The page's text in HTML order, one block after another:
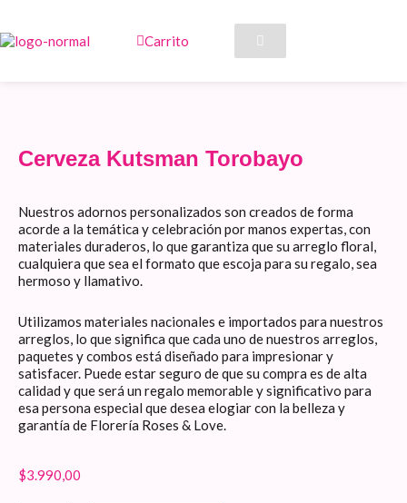
contenido
Carrito
Cerveza Kutsman Torobayo
Nuestros adornos personalizados son creados de forma
acorde a la temática y celebración por manos expertas, con
materiales duraderos, lo que garantiza que su arreglo floral,
cualquiera que sea el formato que escoja para su regalo, sea
hermoso y llamativo.
Utilizamos materiales nacionales e importados para nuestros
arreglos, lo que significa que cada uno de nuestros arreglos,
paquetes y combos está diseñado para impresionar y
satisfacer. Puede estar seguro de que su compra es de alta
calidad y que será un regalo memorable y significativo para
esa persona especial que desea elogiar con la belleza y
garantía de Florería Roses & Love.
$3.990,00